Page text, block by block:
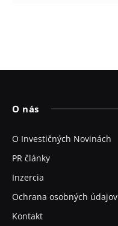
O nás
O Investičných Novinách
PR články
Inzercia
Ochrana osobných údajov
Kontakt